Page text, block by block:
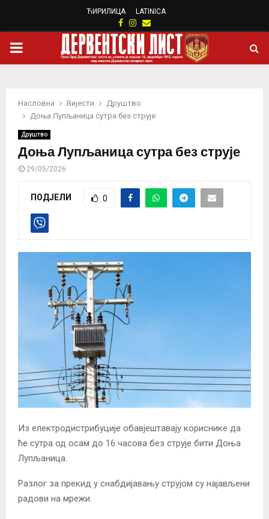
ЋИРИЛИЦА LATINICA
Facebook
Instagram
Email
PRIMARY
Насловна Вијести
Друштво
Доња Лупљаница сутра без струје
Друштво
Доња Лупљаница сутра без струје
29/05/2026
ПОДЈЕЛИ 0
Из електродистрибуције обавјештавају кориснике да
ће сутра од осам до 16 часова без струје бити Доња
Лупљаница.
Разлог за прекид у снабдијавању струјом су најављени
радови на мрежи.